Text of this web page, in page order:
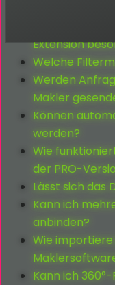
Extension
Welche
Werden
Makler
Können
werden?
Wie
der PRO-
Lässt sich das
Kann ich
anbinden?
Wie
Kann ich